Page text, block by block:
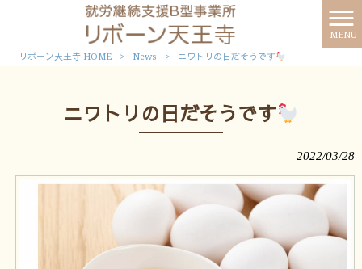
MENU
リボーン天王寺 HOME > News > ニワトリの日だそうです
ニワトリの日だそうです
2022/03/28